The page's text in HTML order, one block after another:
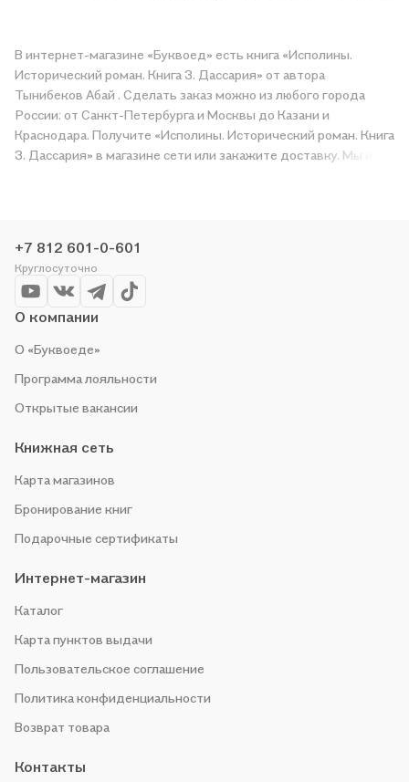
В интернет-магазине «Буквоед» есть книга «Исполины.
Исторический роман. Книга 3. Дассария» от автора
Тынибеков Абай . Сделать заказ можно из любого города
России: от Санкт-Петербурга и Москвы до Казани и
Краснодара. Получите «Исполины. Исторический роман. Книга
3. Дассария» в магазине сети или закажите доставку. Мы и
+7 812 601-0-601
Круглосуточно
О компании
О «Буквоеде»
Программа лояльности
Открытые вакансии
Книжная сеть
Карта магазинов
Бронирование книг
Подарочные сертификаты
Интернет-магазин
Каталог
Карта пунктов выдачи
Пользовательское соглашение
Политика конфиденциальности
Возврат товара
Контакты